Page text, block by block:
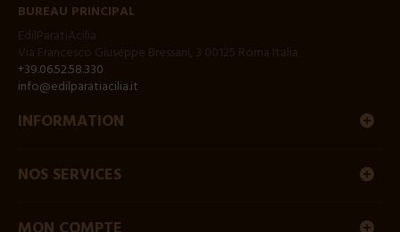
BUREAU PRINCIPAL
+39.06.52.58.330
info@edilparatiacilia.it
INFORMATION
NOS SERVICES